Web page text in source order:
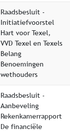
Raadsbesluit -
Initiatiefvoorstel
Hart voor Texel,
VVD Texel en Texels
Belang
Benoemingen
wethouders
Raadsbesluit -
Aanbeveling
Rekenkamerrapport
De financiële